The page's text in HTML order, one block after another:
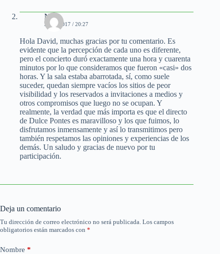
NSF
27/04/2017 / 20:27
Hola David, muchas gracias por tu comentario. Es
evidente que la percepción de cada uno es diferente,
pero el concierto duró exactamente una hora y cuarenta
minutos por lo que consideramos que fueron «casi» dos
horas. Y la sala estaba abarrotada, sí, como suele
suceder, quedan siempre vacíos los sitios de peor
visibilidad y los reservados a invitaciones a medios y
otros compromisos que luego no se ocupan. Y
realmente, la verdad que más importa es que el directo
de Dulce Pontes es maravilloso y los que fuimos, lo
disfrutamos inmensamente y así lo transmitimos pero
también respetamos las opiniones y experiencias de los
demás. Un saludo y gracias de nuevo por tu
participación.
Deja un comentario
Tu dirección de correo electrónico no será publicada. Los campos
obligatorios están marcados con *
Nombre *